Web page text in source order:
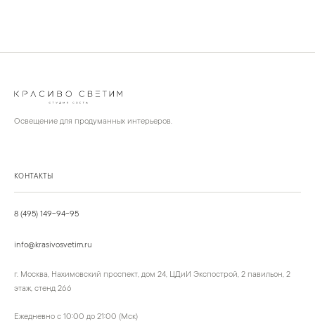
Освещение для продуманных интерьеров.
КОНТАКТЫ
8 (495) 149-94-95
info@krasivosvetim.ru
г. Москва, Нахимовский проспект, дом 24, ЦДиИ Экспострой, 2 павильон, 2
этаж, стенд 266
Ежедневно с 10:00 до 21:00 (Мск)